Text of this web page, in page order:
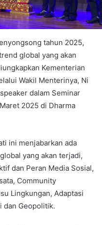
tahun 2025,
global yang akan
Kementerian
Wakil Menterinya, Ni
dalam Seminar
2025 di Dharma
ini menjabarkan ada
yang akan terjadi,
dan Peran Media Sosial,
Community
Lingkungan, Adaptasi
dan Geopolitik.